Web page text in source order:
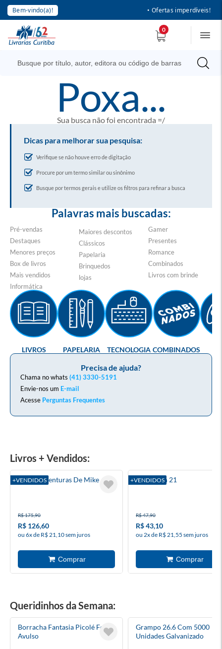
Bem-vindo(a)! • Ofertas imperdíveis!
0
poxa...
Sua busca não foi encontrada =/
Dicas para melhorar sua pesquisa:
Verifique se não houve erro de digitação
Procure por um termo similar ou sinônimo
Busque por termos gerais e utilize os filtros para refinar a busca
Palavras mais buscadas:
Pré-vendas
Destaques
Menores preços
Box de livros
Mais vendidos
Informática
Maiores descontos
Clássicos
Papelaria
Brinquedos
lojas
Gamer
Presentes
Romance
Combinados
Livros com brinde
Precisa de ajuda?
Chama no whats (41) 3330-5191
Envie-nos um E-mail
Acesse Perguntas Frequentes
LIVROS PAPELARIA TECNOLOGIA COMBINADOS
Livros + Vendidos:
+VENDIDOS
Box As Aventuras De Mike
R$ 175,90
R$ 126,60
ou 6x de R$ 21,10 sem juros
+VENDIDOS
Dandadan 21
R$ 47,90
R$ 43,10
ou 2x de R$ 21,55 sem juros
Queridinhos da Semana:
Borracha Fantasia Picolé Fofo
Avulso
Grampo 26.6 Com 5000
Unidades Galvanizado